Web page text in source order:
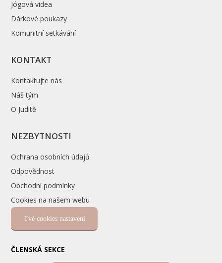
Jógová videa
Dárkové poukazy
Komunitní setkávání
KONTAKT
Kontaktujte nás
Náš tým
O Juditě
NEZBYTNOSTI
Ochrana osobních údajů
Odpovědnost
Obchodní podmínky
Cookies na našem webu
Tvé cookies nastavení
ČLENSKÁ SEKCE